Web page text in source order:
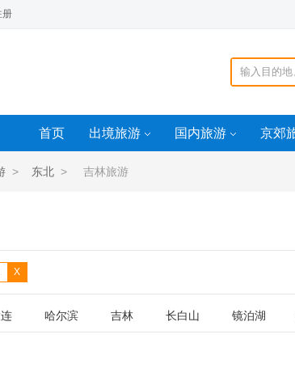
册
首页 出境旅游 国内旅游 京郊
> 东北 > 吉林旅游
X
哈尔滨 吉林 长白山 镜泊湖